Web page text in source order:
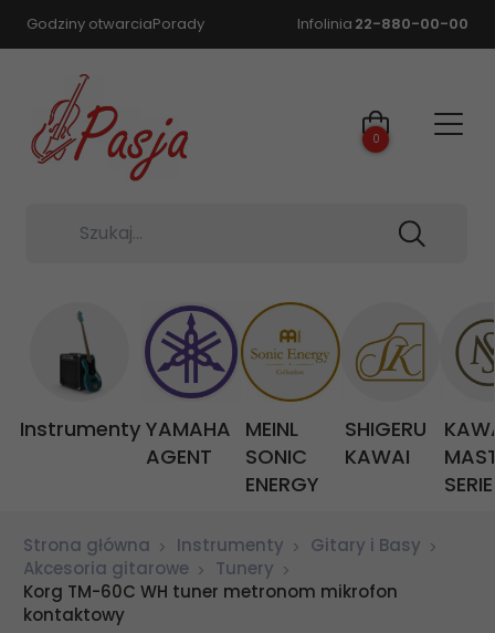
Godziny otwarciaPorady Infolinia 22-880-00-00
Szukaj...
0
Instrumenty YAMAHA
AGENT
MEINL
SONIC
ENERGY
SHIGERU
KAWAI
Strona główna Instrumenty
Gitary i Basy
Akcesoria gitarowe
Tunery
Korg TM-60C WH tuner metronom mikrofon
kontaktowy